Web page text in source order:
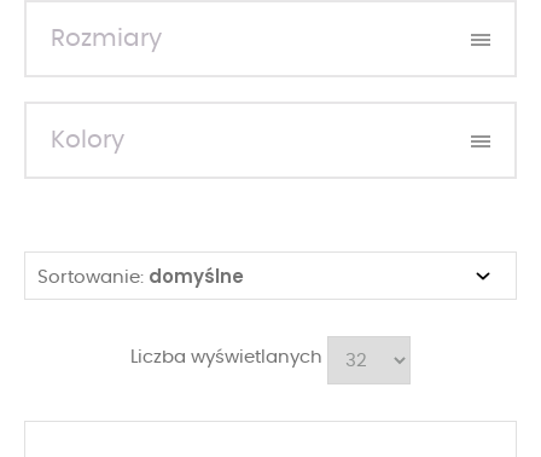
Rozmiary
Kolory
Sortowanie: domyślne
Liczba wyświetlanych